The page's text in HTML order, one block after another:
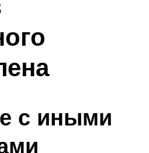
с иными